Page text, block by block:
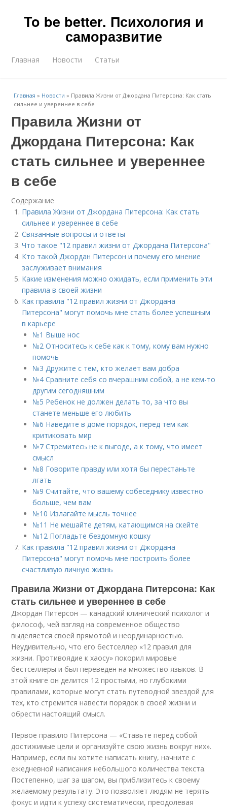
To be better. Психология и
саморазвитие
Главная Новости Статьи
Главная » Новости » Правила Жизни от Джордана Питерсона: Как стать
сильнее и увереннее в себе
Правила Жизни от
Джордана Питерсона: Как
стать сильнее и увереннее
в себе
Содержание
Правила Жизни от Джордана Питерсона: Как стать
сильнее и увереннее в себе
Связанные вопросы и ответы
Что такое "12 правил жизни от Джордана Питерсона"
Кто такой Джордан Питерсон и почему его мнение
заслуживает внимания
Какие изменения можно ожидать, если применить эти
правила в своей жизни
Как правила "12 правил жизни от Джордана
Питерсона" могут помочь мне стать более успешным
в карьере
№1 Выше нос
№2 Относитесь к себе как к тому, кому вам нужно
помочь
№3 Дружите с тем, кто желает вам добра
№4 Сравните себя со вчерашним собой, а не кем-то
другим сегодняшним
№5 Ребенок не должен делать то, за что вы
станете меньше его любить
№6 Наведите в доме порядок, перед тем как
критиковать мир
№7 Стремитесь не к выгоде, а к тому, что имеет
смысл
№8 Говорите правду или хотя бы перестаньте
лгать
№9 Считайте, что вашему собеседнику известно
больше, чем вам
№10 Излагайте мысль точнее
№11 Не мешайте детям, катающимся на скейте
№12 Погладьте бездомную кошку
Как правила "12 правил жизни от Джордана
Питерсона" могут помочь мне построить более
счастливую личную жизнь
Правила Жизни от Джордана Питерсона: Как
стать сильнее и увереннее в себе
Джордан Питерсон — канадский клинический психолог и
философ, чей взгляд на современное общество
выделяется своей прямотой и неординарностью.
Неудивительно, что его бестселлер «12 правил для
жизни. Противоядие к хаосу» покорил мировые
бестселлеры и был переведен на множество языков. В
этой книге он делится 12 простыми, но глубокими
правилами, которые могут стать путеводной звездой для
тех, кто стремится навести порядок в своей жизни и
обрести настоящий смысл.
Первое правило Питерсона — «Ставьте перед собой
достижимые цели и организуйте свою жизнь вокруг них».
Например, если вы хотите написать книгу, начните с
ежедневной написания небольшого количества текста.
Постепенно, шаг за шагом, вы приблизитесь к своему
желаемому результату. Это позволяет людям не терять
фокус и идти к успеху систематически, преодолевая